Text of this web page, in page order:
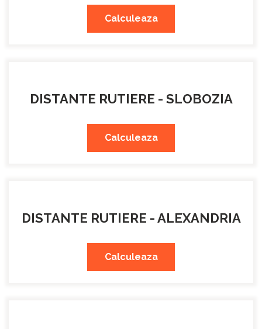
Calculeaza
DISTANTE RUTIERE - SLOBOZIA
Calculeaza
DISTANTE RUTIERE - ALEXANDRIA
Calculeaza